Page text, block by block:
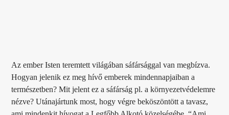
Az ember Isten teremtett világában sáfársággal van megbízva.
Hogyan jelenik ez meg hívő emberek mindennapjaiban a
természetben? Mit jelent ez a sáfárság pl. a környezetvédelemre
nézve? Utánajártunk most, hogy végre beköszöntött a tavasz,